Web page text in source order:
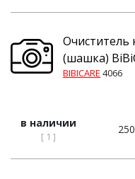
(шашка)
BIBICARE 4066
в наличии
[ 1 ]